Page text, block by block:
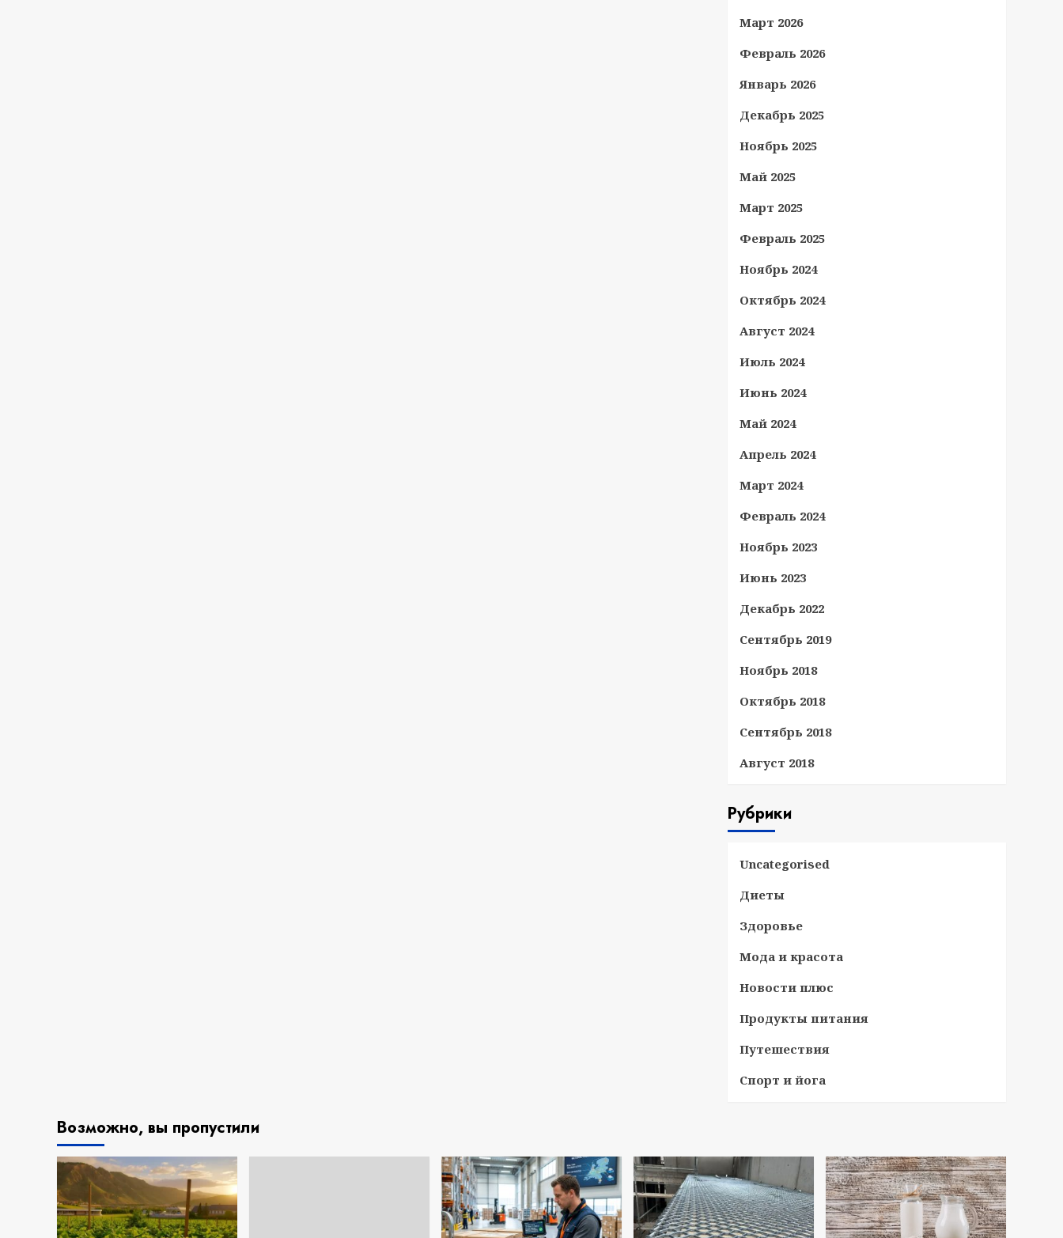
Март 2026
Февраль 2026
Январь 2026
Декабрь 2025
Ноябрь 2025
Май 2025
Март 2025
Февраль 2025
Ноябрь 2024
Октябрь 2024
Август 2024
Июль 2024
Июнь 2024
Май 2024
Апрель 2024
Март 2024
Февраль 2024
Ноябрь 2023
Июнь 2023
Декабрь 2022
Сентябрь 2019
Ноябрь 2018
Октябрь 2018
Сентябрь 2018
Август 2018
Рубрики
Uncategorised
Диеты
Здоровье
Мода и красота
Новости плюс
Продукты питания
Путешествия
Спорт и йога
Возможно, вы пропустили